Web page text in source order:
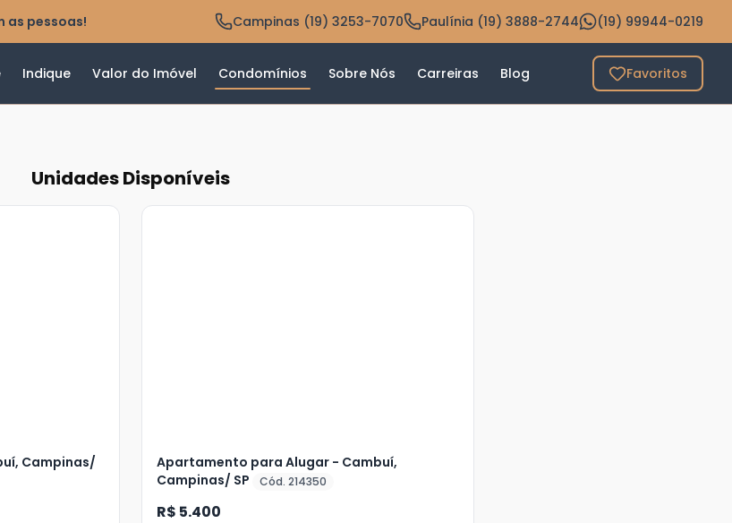
as pessoas! Campinas (19) 3253-7070 Paulínia (19) 3888-2744 (19) 99944-0219
Indique Valor do Imóvel Condomínios Sobre Nós Carreiras Blog Favoritos
Unidades Disponíveis
Campinas/
Apartamento para Alugar - Cambuí,
Campinas/ SP
Cód. 214350
R$ 5.400